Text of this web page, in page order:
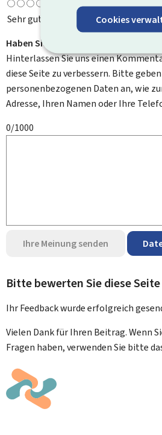
Cookies
Sehr gut
Haben Sie Verbesserungsvorschläge?
Hinterlassen Sie uns einen
diese Seite zu verbessern. Bitte
personenbezogenen Daten an, wie
Adresse, Ihren Namen oder Ihre
0/1000
Ihre Meinung senden
Bitte bewerten Sie diese Seite
Ihr Feedback wurdeerfolgreich
Vielen Dank für Ihren Beitrag. Wenn
Fragen haben, verwenden Sie bitte